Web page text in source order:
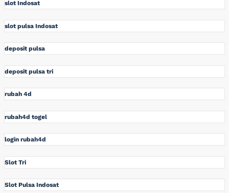
slot Indosat
slot pulsa Indosat
deposit pulsa
deposit pulsa tri
rubah 4d
rubah4d togel
login rubah4d
Slot Tri
Slot Pulsa Indosat